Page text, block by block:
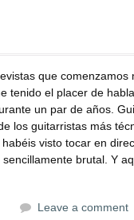
que
tenido el placer de
un par de años.
los guitarristas más
visto tocar en
brutal. Y
Leave a comment